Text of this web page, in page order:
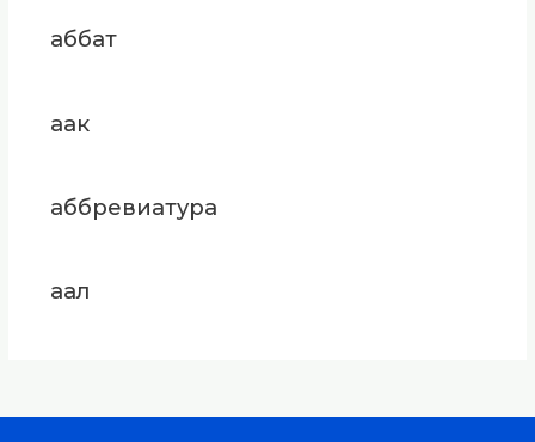
аббат
аак
аббревиатура
аал